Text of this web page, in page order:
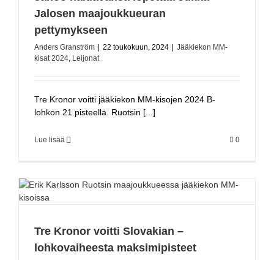
Jalosen maajoukkueuran
pettymykseen
Anders Granström 22 toukokuun, 2024
Jääkiekon MM-
kisat 2024, Leijonat
Tre Kronor voitti jääkiekon MM-kisojen 2024 B-
lohkon 21 pisteellä. Ruotsin [...]
Lue lisää 0
Tre Kronor voitti Slovakian –
lohkovaiheesta maksimipisteet